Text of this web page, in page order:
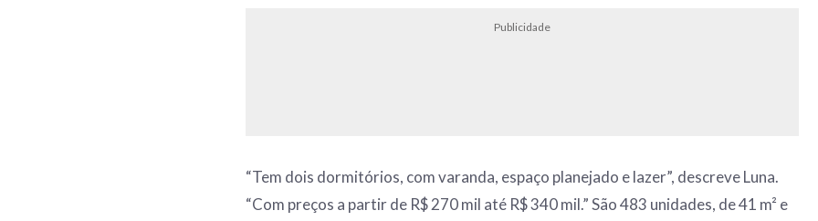
Publicidade
“Tem dois dormitórios, com varanda, espaço planejado e lazer”, descreve Luna.
“Com preços a partir de R$ 270 mil até R$ 340 mil.” São 483 unidades, de 41 m² e